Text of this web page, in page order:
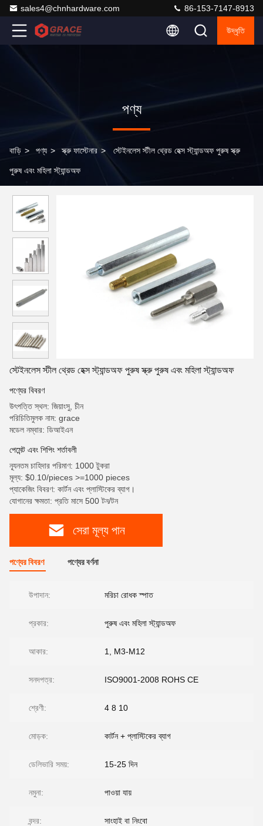
sales4@chnhardware.com 86-153-7147-8913
উদ্ধৃতি
পণ্য
বাড়ি > পণ্য > স্ক্রু ফাস্টেনার > স্টেইনলেস স্টীল থ্রেড হেক্স স্ট্যান্ডঅফ পুরুষ স্ক্রু
পুরুষ এবং মহিলা স্ট্যান্ডঅফ
স্টেইনলেস স্টীল থ্রেড হেক্স স্ট্যান্ডঅফ পুরুষ স্ক্রু পুরুষ এবং মহিলা স্ট্যান্ডঅফ
পণ্যের বিবরণ
উৎপত্তি স্থল: জিয়াংসু, চীন
পরিচিতিমুলক নাম: grace
মডেল নম্বার: ডিআইএন
পেমেন্ট এবং শিপিং শর্তাবলী
ন্যূনতম চাহিদার পরিমাণ: 1000 টুকরা
মূল্য: $0.10/pieces >=1000 pieces
প্যাকেজিং বিবরণ: কার্টন এবং প্লাস্টিকের ব্যাগ।
যোগানের ক্ষমতা: প্রতি মাসে 500 টন/টন
সেরা মূল্য পান
পণ্যের বিবরণ পণ্যের বর্ণনা
উপাদান: মরিচা রোধক স্পাত
প্রকার: পুরুষ এবং মহিলা স্ট্যান্ডঅফ
আকার: 1, M3-M12
সনদপত্র: ISO9001-2008 ROHS CE
শ্রেণী: 4 8 10
মোড়ক: কার্টন + প্লাস্টিকের ব্যাগ
ডেলিভারি সময়: 15-25 দিন
নমুনা: পাওয়া যায়
বন্দর: সাংহাই বা নিংবো